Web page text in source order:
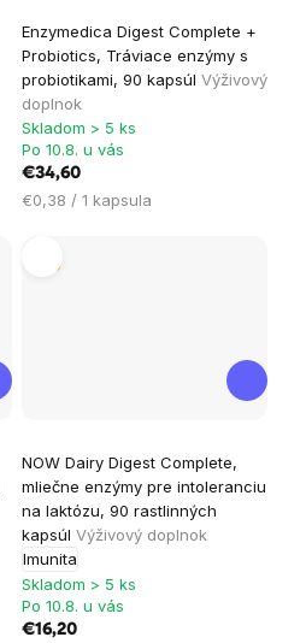
Enzymedica Digest Complete +
Probiotics, Tráviace enzýmy s
probiotikami, 90 kapsúl Výživový
doplnok
Skladom > 5 ks
Po 10.8. u vás
€34,60
Jednotková
€0,38 / 1 kapsula
NOW Dairy Digest Complete,
mliečne enzýmy pre intoleranciu
na laktózu, 90 rastlinných
kapsúl Výživový doplnok
Imunita
Skladom > 5 ks
Po 10.8. u vás
€16,20